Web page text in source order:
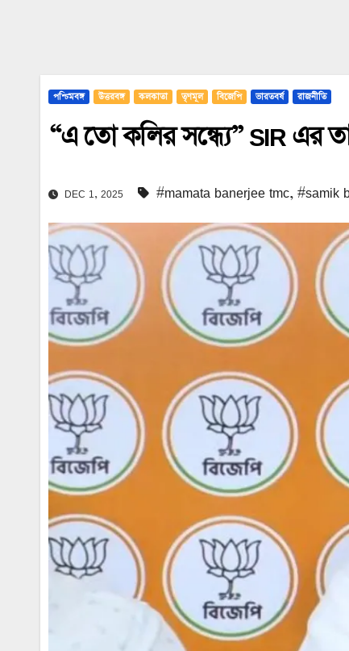
পশ্চিমবঙ্গ উত্তরবঙ্গ কলকাতা তৃণমূল বিজেপি ভারতবর্ষ রাজনীতি
“এ তো কলির সন্ধ্যে” SIR এর
DEC 1, 2025 #mamata banerjee tmc, #samik